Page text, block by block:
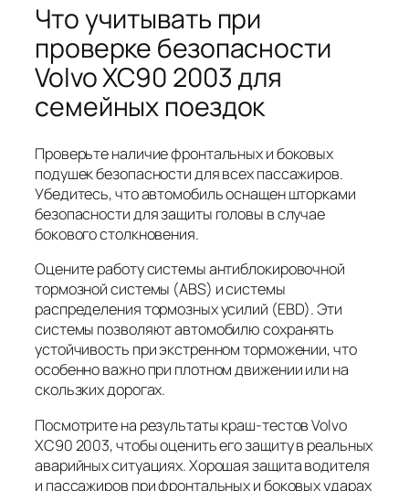
Что учитывать при
проверке безопасности
Volvo XC90 2003 для
семейных поездок
Проверьте наличие фронтальных и боковых
подушек безопасности для всех пассажиров.
Убедитесь, что автомобиль оснащен шторками
безопасности для защиты головы в случае
бокового столкновения.
Оцените работу системы антиблокировочной
тормозной системы (ABS) и системы
распределения тормозных усилий (EBD). Эти
системы позволяют автомобилю сохранять
устойчивость при экстренном торможении, что
особенно важно при плотном движении или на
скользких дорогах.
Посмотрите на результаты краш-тестов Volvo
XC90 2003, чтобы оценить его защиту в реальных
аварийных ситуациях. Хорошая защита водителя
и пассажиров при фронтальных и боковых ударах